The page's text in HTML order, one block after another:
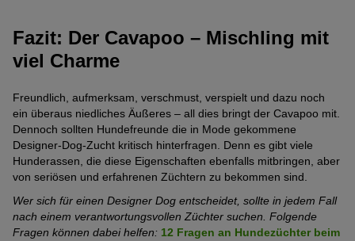
(20)
Entfilzungskamm
L 17,5 x B 6,7 x H
2,7 cm
5,79 €
aus Bambus
L 15,5 x B 12,2 x H 4
cm
5,69 €
GEAR 3S
GEAR 3S
19,49 €
Fazit: Der Cavapoo – Mischling mit
viel Charme
Freundlich, aufmerksam, verschmust, verspielt und dazu noch
ein überaus niedliches Äußeres – all dies bringt der Cavapoo mit.
Dennoch sollten Hundefreunde die in Mode gekommene
Designer-Dog-Zucht kritisch hinterfragen. Denn es gibt viele
Hunderassen, die diese Eigenschaften ebenfalls mitbringen, aber
von seriösen und erfahrenen Züchtern zu bekommen sind.
Wer sich für einen Designer Dog entscheidet, sollte in jedem Fall
nach einem verantwortungsvollen Züchter suchen. Folgende
Fragen können dabei helfen: 12 Fragen an Hundezüchter beim